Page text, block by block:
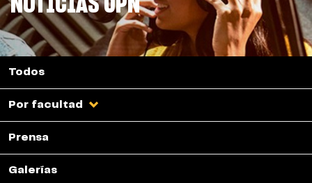
Todos
Por facultad
Prensa
Galerías